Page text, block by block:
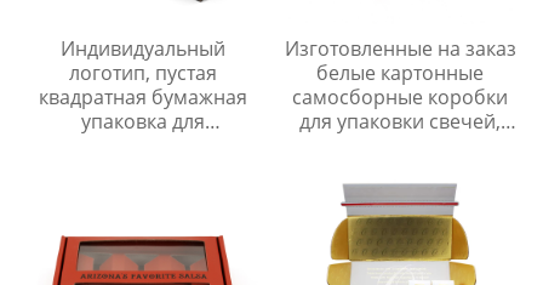
Индивидуальный
логотип, пустая
квадратная бумажная
упаковка для
Изготовленные на заказ
белые картонные
самосборные коробки
для упаковки свечей,